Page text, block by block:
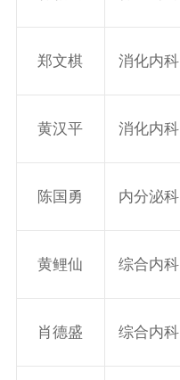
郑文棋 消化内科
黄汉平 消化内科
陈国勇 内分泌科
黄鲤仙 综合内科
肖德盛 综合内科